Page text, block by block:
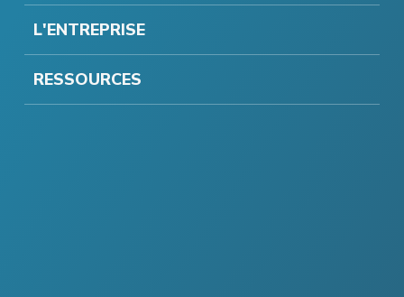
L'ENTREPRISE
RESSOURCES